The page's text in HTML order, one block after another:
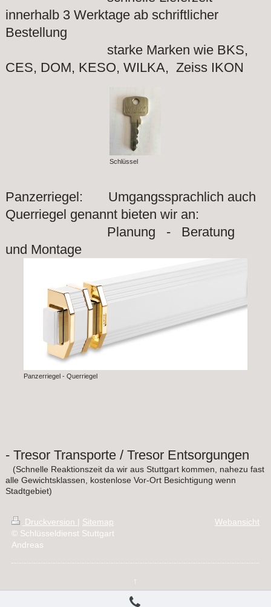
innerhalb 3 Werktage ab schriftlicher
Bestellung
starke Marken wie BKS,
CES, DOM, KESO, WILKA, Zeiss IKON
Schlüssel
Panzerriegel: Umgangssprachlich auch
Querriegel genannt bieten wir an:
Planung - Beratung
und Montage
Panzerriegel - Querriegel
- Tresor Transporte / Tresor Entsorgungen
(Schnelle Reaktionszeit da wir aus Stuttgart kommen, nahezu fast
alle Gewichtsklassen, kostenlose Vor-Ort Besichtigung wenn
Stadtgebiet)
Druckversion | Sitemap
© Schlüsseldienst Stuttgart
Andreas
Webansicht
↑